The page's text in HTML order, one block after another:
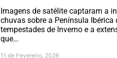
Imagens de satélite captaram a
chuvas sobre a Península Ibérica
tempestades de Inverno e a
que…
11 de Fevereiro, 2026